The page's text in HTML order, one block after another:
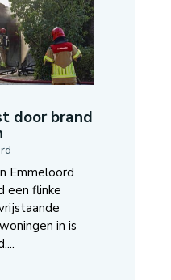
door brand
Emmeloord
een flinke
in is